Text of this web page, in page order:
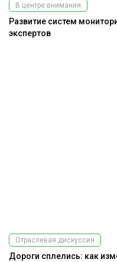
В центре внимания
Развитие систем
экспертов
Отраслевая дискуссия
Дороги сплелись: как